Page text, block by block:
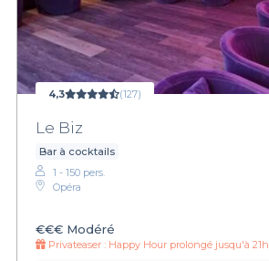
4,3 (127)
Le Biz
Bar à cocktails
1 - 150 pers.
Opéra
€€€ Modéré
Privateaser : Happy Hour prolongé jusqu'à 21h